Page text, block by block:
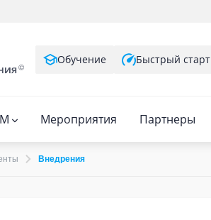
Обучение Быстрый старт
Мероприятия Партнеры
Внедрения